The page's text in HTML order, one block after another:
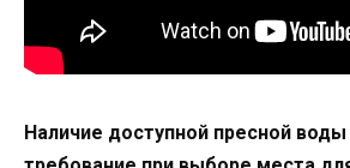
Наличие доступной пресной